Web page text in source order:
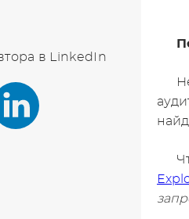
в LinkedIn